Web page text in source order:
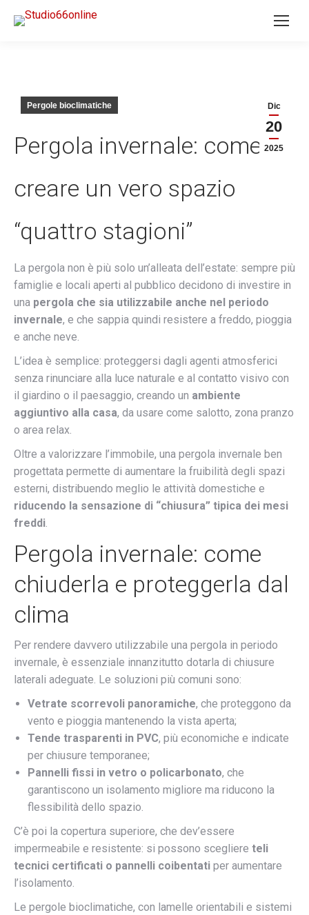
Dic
20
2025
Pergole bioclimatiche
Pergola invernale: come
creare un vero spazio
“quattro stagioni”
La pergola non è più solo un’alleata dell’estate: sempre più
famiglie e locali aperti al pubblico decidono di investire in
una pergola che sia utilizzabile anche nel periodo
invernale, e che sappia quindi resistere a freddo, pioggia
e anche neve.
L’idea è semplice: proteggersi dagli agenti atmosferici
senza rinunciare alla luce naturale e al contatto visivo con
il giardino o il paesaggio, creando un ambiente
aggiuntivo alla casa, da usare come salotto, zona pranzo
o area relax.
Oltre a valorizzare l’immobile, una pergola invernale ben
progettata permette di aumentare la fruibilità degli spazi
esterni, distribuendo meglio le attività domestiche e
riducendo la sensazione di “chiusura” tipica dei mesi
freddi.
Pergola invernale: come
chiuderla e proteggerla dal
clima
Per rendere davvero utilizzabile una pergola in periodo
invernale, è essenziale innanzitutto dotarla di chiusure
laterali adeguate. Le soluzioni più comuni sono:
Vetrate scorrevoli panoramiche, che proteggono da
vento e pioggia mantenendo la vista aperta;
Tende trasparenti in PVC, più economiche e indicate
per chiusure temporanee;
Pannelli fissi in vetro o policarbonato, che
garantiscono un isolamento migliore ma riducono la
flessibilità dello spazio.
C’è poi la copertura superiore, che dev’essere
impermeabile e resistente: si possono scegliere teli
tecnici certificati o pannelli coibentati per aumentare
l’isolamento.
Le pergole bioclimatiche, con lamelle orientabili e sistemi